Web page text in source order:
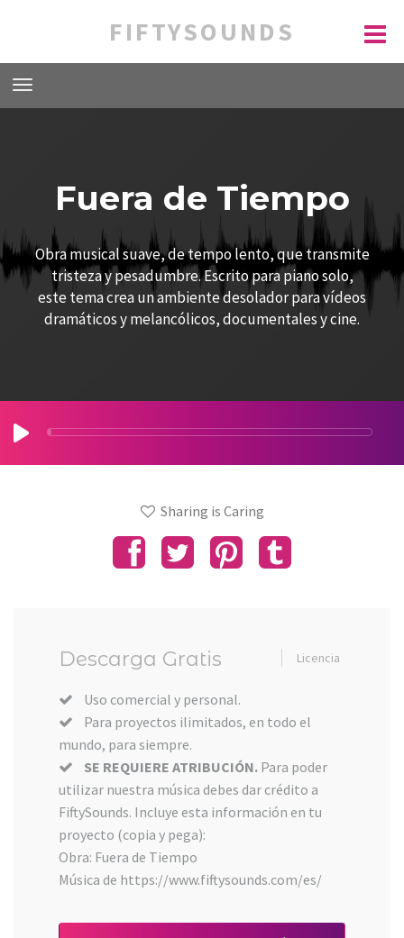
FIFTYSOUNDS
Fuera de Tiempo
Obra musical suave, de tempo lento, que transmite
tristeza y pesadumbre. Escrito para piano solo,
este tema crea un ambiente desolador para vídeos
dramáticos y melancólicos, documentales y cine.
Sharing is Caring
Descarga Gratis Licencia
Uso comercial y personal.
Para proyectos ilimitados, en todo el
mundo, para siempre.
SE REQUIERE ATRIBUCIÓN. Para poder
utilizar nuestra música debes dar crédito a
FiftySounds. Incluye esta información en tu
proyecto (copia y pega):
Obra: Fuera de Tiempo
Música de https://www.fiftysounds.com/es/